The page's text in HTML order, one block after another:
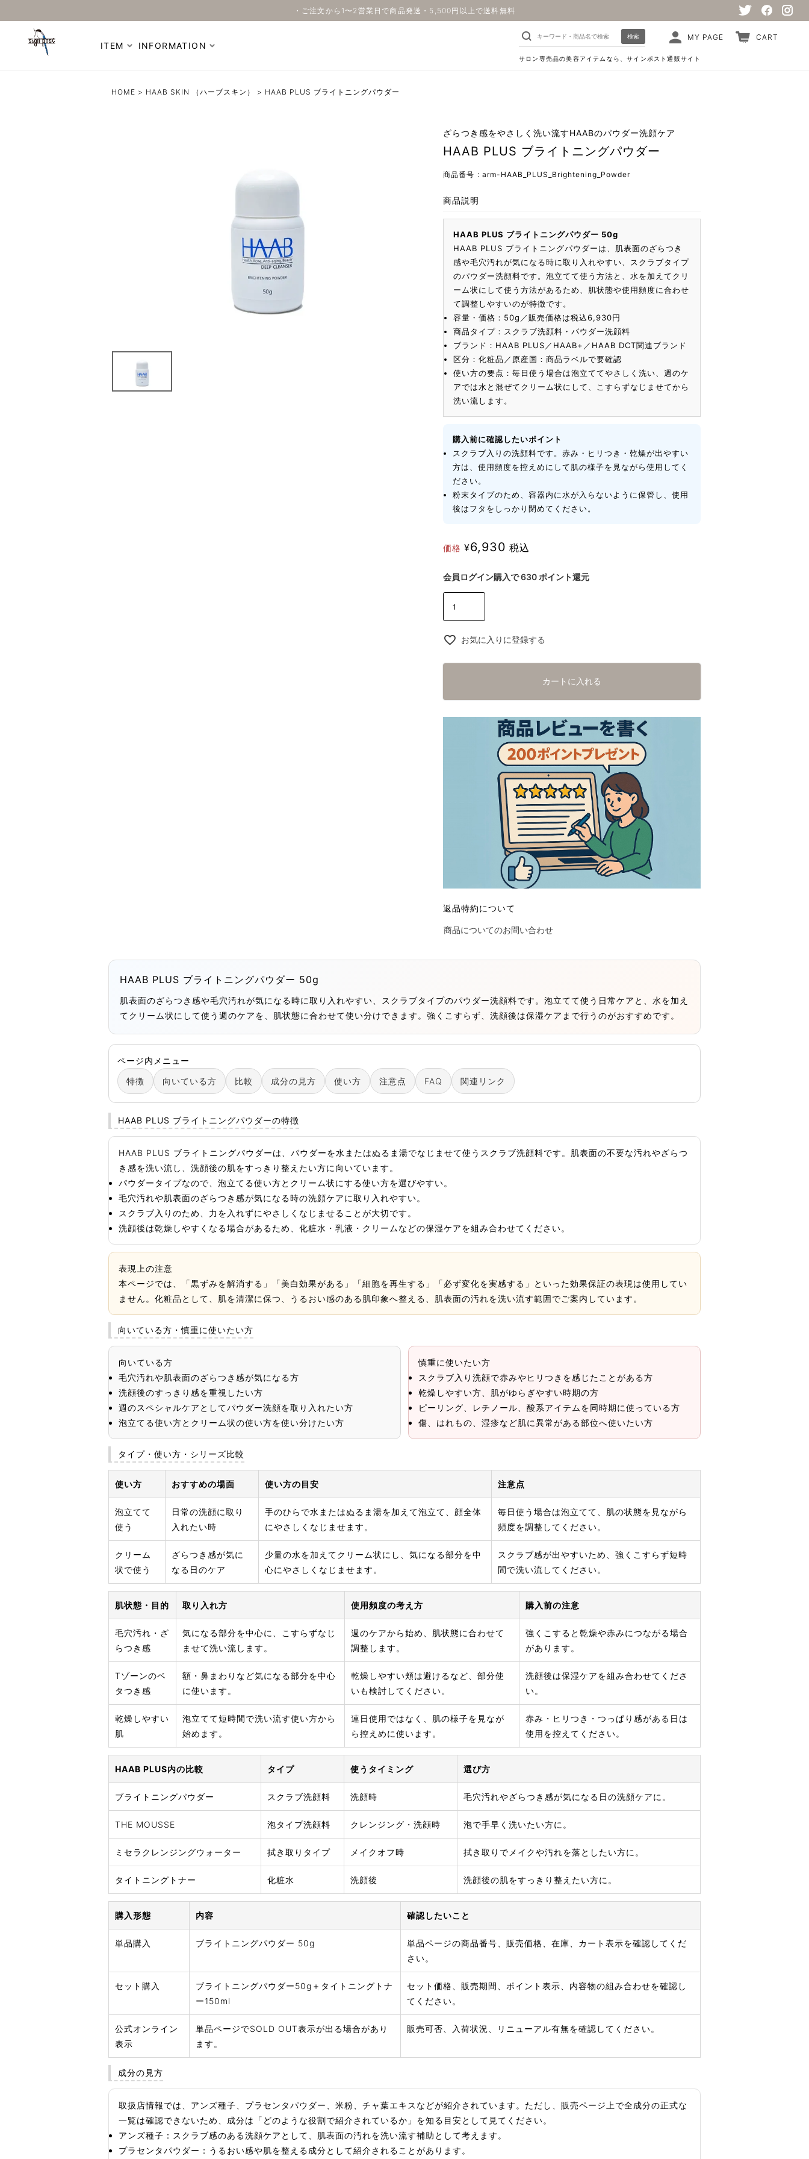
・ご注文から1〜2営業日で商品発送・5,500円以上で送料無料
ITEM INFORMATION
検索 MY PAGE CART
サロン専売品の美容アイテムなら、サインポスト通販サイト
HOME HAAB SKIN （ハーブスキン） HAAB PLUS ブライトニングパウダー
ざらつき感をやさしく洗い流すHAABのパウダー洗顔ケア
HAAB PLUS ブライトニングパウダー
商品番号 arm-HAAB_PLUS_Brightening_Powder
商品説明
HAAB PLUS ブライトニングパウダー 50g
HAAB PLUS ブライトニングパウダーは、肌表面のざらつき
感や毛穴汚れが気になる時に取り入れやすい、スクラブタイプ
のパウダー洗顔料です。泡立てて使う方法と、水を加えてクリ
ーム状にして使う方法があるため、肌状態や使用頻度に合わせ
て調整しやすいのが特徴です。
容量・価格：50g／販売価格は税込6,930円
商品タイプ：スクラブ洗顔料・パウダー洗顔料
ブランド：HAAB PLUS／HAAB+／HAAB DCT関連ブランド
区分：化粧品／原産国：商品ラベルで要確認
使い方の要点：毎日使う場合は泡立ててやさしく洗い、週のケ
アでは水と混ぜてクリーム状にして、こすらずなじませてから
洗い流します。
購入前に確認したいポイント
スクラブ入りの洗顔料です。赤み・ヒリつき・乾燥が出やすい
方は、使用頻度を控えめにして肌の様子を見ながら使用してく
ださい。
粉末タイプのため、容器内に水が入らないように保管し、使用
後はフタをしっかり閉めてください。
価格 ¥6,930 税込
会員ログイン購入で630 ポイント還元
お気に入りに登録する
カートに入れる
返品特約について
商品についてのお問い合わせ
HAAB PLUS ブライトニングパウダー 50g
肌表面のざらつき感や毛穴汚れが気になる時に取り入れやすい、スクラブタイプのパウダー洗顔料です。泡立てて使う日常ケアと、水を加え
てクリーム状にして使う週のケアを、肌状態に合わせて使い分けできます。強くこすらず、洗顔後は保湿ケアまで行うのがおすすめです。
ページ内メニュー
特徴
向いている方 比較 成分の見方 使い方 注意点 FAQ 関連リンク
HAAB PLUS ブライトニングパウダーの特徴
HAAB PLUS ブライトニングパウダーは、パウダーを水またはぬるま湯でなじませて使うスクラブ洗顔料です。肌表面の不要な汚れやざらつ
き感を洗い流し、洗顔後の肌をすっきり整えたい方に向いています。
パウダータイプなので、泡立てる使い方とクリーム状にする使い方を選びやすい。
毛穴汚れや肌表面のざらつき感が気になる時の洗顔ケアに取り入れやすい。
スクラブ入りのため、力を入れずにやさしくなじませることが大切です。
洗顔後は乾燥しやすくなる場合があるため、化粧水・乳液・クリームなどの保湿ケアを組み合わせてください。
表現上の注意
本ページでは、「黒ずみを解消する」「美白効果がある」「細胞を再生する」「必ず変化を実感する」といった効果保証の表現は使用してい
ません。化粧品として、肌を清潔に保つ、うるおい感のある肌印象へ整える、肌表面の汚れを洗い流す範囲でご案内しています。
向いている方・慎重に使いたい方
向いている方
毛穴汚れや肌表面のざらつき感が気になる方
洗顔後のすっきり感を重視したい方
週のスペシャルケアとしてパウダー洗顔を取り入れたい方
泡立てる使い方とクリーム状の使い方を使い分けたい方
慎重に使いたい方
スクラブ入り洗顔で赤みやヒリつきを感じたことがある方
乾燥しやすい方、肌がゆらぎやすい時期の方
ピーリング、レチノール、酸系アイテムを同時期に使っている方
傷、はれもの、湿疹など肌に異常がある部位へ使いたい方
タイプ・使い方・シリーズ比較
使い方 おすすめの場面 使い方の目安 注意点
泡立てて
使う
日常の洗顔に取り
入れたい時
手のひらで水またはぬるま湯を加えて泡立て、顔全体
にやさしくなじませます。
毎日使う場合は泡立てて、肌の状態を見ながら
頻度を調整してください。
クリーム
状で使う
ざらつき感が気に
なる日のケア
少量の水を加えてクリーム状にし、気になる部分を中
心にやさしくなじませます。
スクラブ感が出やすいため、強くこすらず短時
間で洗い流してください。
肌状態・目的 取り入れ方 使用頻度の考え方 購入前の注意
毛穴汚れ・ざ
らつき感
気になる部分を中心に、こすらずなじ
ませて洗い流します。
週のケアから始め、肌状態に合わせて
調整します。
強くこすると乾燥や赤みにつながる場合
があります。
Tゾーンのベ
タつき感
額・鼻まわりなど気になる部分を中心
に使います。
乾燥しやすい頬は避けるなど、部分使
いも検討してください。
洗顔後は保湿ケアを組み合わせてくださ
い。
乾燥しやすい
肌
泡立てて短時間で洗い流す使い方から
始めます。
連日使用ではなく、肌の様子を見なが
ら控えめに使います。
赤み・ヒリつき・つっぱり感がある日は
使用を控えてください。
HAAB PLUS内の比較 タイプ 使うタイミング 選び方
ブライトニングパウダー スクラブ洗顔料 洗顔時 毛穴汚れやざらつき感が気になる日の洗顔ケアに。
THE MOUSSE 泡タイプ洗顔料 クレンジング・洗顔時 泡で手早く洗いたい方に。
ミセラクレンジングウォーター 拭き取りタイプ メイクオフ時 拭き取りでメイクや汚れを落としたい方に。
タイトニングトナー 化粧水 洗顔後 洗顔後の肌をすっきり整えたい方に。
購入形態 内容 確認したいこと
単品購入 ブライトニングパウダー 50g
単品ページの商品番号、販売価格、在庫、カート表示を確認してくだ
さい。
セット購入
ブライトニングパウダー50g＋タイトニングトナ
ー150ml
セット価格、販売期間、ポイント表示、内容物の組み合わせを確認し
てください。
公式オンライン
表示
単品ページでSOLD OUT表示が出る場合があり
ます。
販売可否、入荷状況、リニューアル有無を確認してください。
成分の見方
取扱店情報では、アンズ種子、プラセンタパウダー、米粉、チャ葉エキスなどが紹介されています。ただし、販売ページ上で全成分の正式な
一覧は確認できないため、成分は「どのような役割で紹介されているか」を知る目安として見てください。
アンズ種子：スクラブ感のある洗顔ケアとして、肌表面の汚れを洗い流す補助として考えます。
プラセンタパウダー：うるおい感や肌を整える成分として紹介されることがあります。